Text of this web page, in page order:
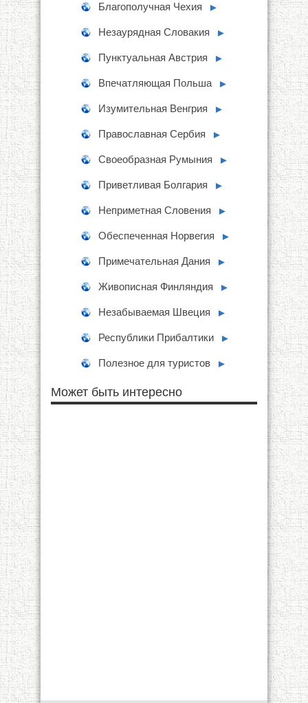
Благополучная Чехия ►
Незаурядная Словакия ►
Пунктуальная Австрия ►
Впечатляющая Польша ►
Изумительная Венгрия ►
Православная Сербия ►
Своеобразная Румыния ►
Приветливая Болгария ►
Неприметная Словения ►
Обеспеченная Норвегия ►
Примечательная Дания ►
Живописная Финляндия ►
Незабываемая Швеция ►
Республики Прибалтики ►
Полезное для туристов ►
Может быть интересно